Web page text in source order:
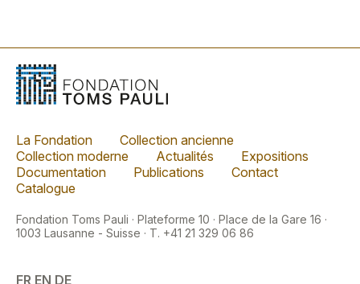
La Fondation
Collection ancienne
Collection moderne
Actualités
Expositions
Documentation
Publications
Contact
Catalogue
Fondation Toms Pauli · Plateforme 10 · Place de la Gare 16 ·
1003 Lausanne - Suisse · T. +41 21 329 06 86
FR EN DE